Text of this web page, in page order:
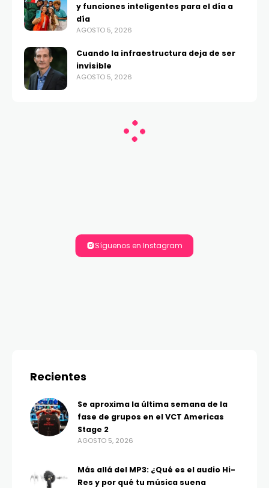
y funciones inteligentes para el día a
día
AGOSTO 5, 2026
Cuando la infraestructura deja de ser
invisible
AGOSTO 5, 2026
Síguenos en Instagram
Recientes
Se aproxima la última semana de la
fase de grupos en el VCT Americas
Stage 2
AGOSTO 5, 2026
Más allá del MP3: ¿Qué es el audio Hi-
Res y por qué tu música suena